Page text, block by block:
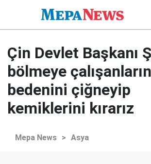
Çin Devlet Başkanı
bölmeye çalışanların
bedenini çiğneyip
kemiklerini kırarız
Mepa News > Asya